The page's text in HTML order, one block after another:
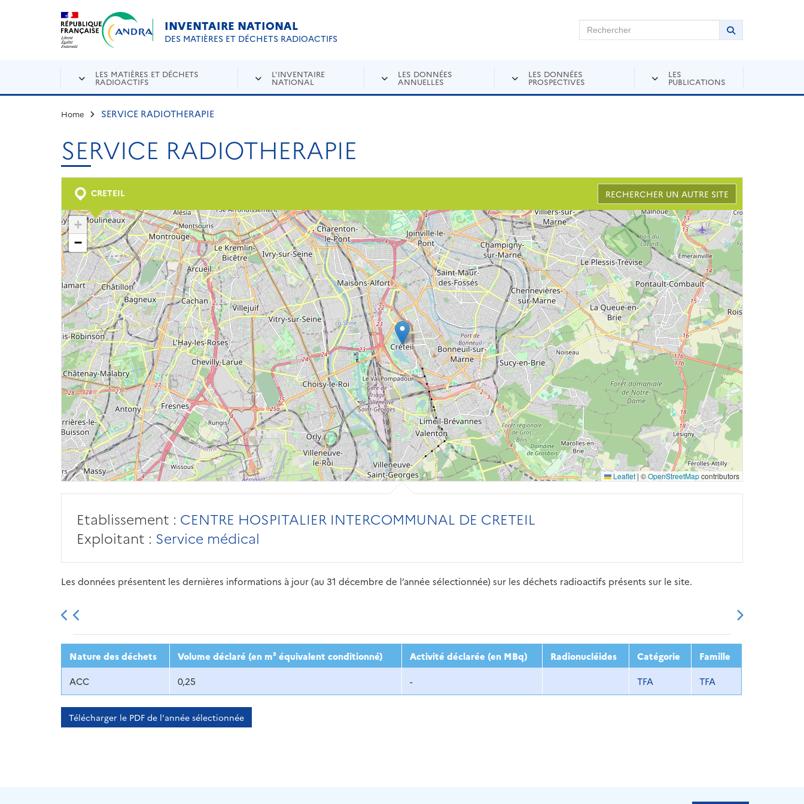
Aller au contenu principal
INVENTAIRE NATIONAL
DES MATIÈRES ET DÉCHETS RADIOACTIFS
Rechercher sur Andra Inventaire Rechercher
Lancer la
LES MATIÈRES ET DÉCHETS
RADIOACTIFS
L'INVENTAIRE
NATIONAL
LES DONNÉES
ANNUELLES
LES DONNÉES
PROSPECTIVES
LES
PUBLICATIONS
Home SERVICE RADIOTHERAPIE
SERVICE RADIOTHERAPIE
CRETEIL RECHERCHER UN AUTRE SITE
+
−
Leaflet | ©OpenStreetMapcontributors
Etablissement : CENTRE HOSPITALIER INTERCOMMUNAL DE CRETEIL
Exploitant : Service médical
Les données présentent les dernières informations à jour (au 31 décembre de l’année sélectionnée) sur les déchets radioactifs présents sur le site.
2013 2014 2015 2016 2017 2018 2019 2020 2021 2022 2023
Nature des déchets Volume déclaré (en m³ équivalent conditionné) Activité déclarée (en MBq) Radionucléides Catégorie
Famille
ACC
0,25 - TFA TFA
Télécharger le PDF de l'année sélectionnée